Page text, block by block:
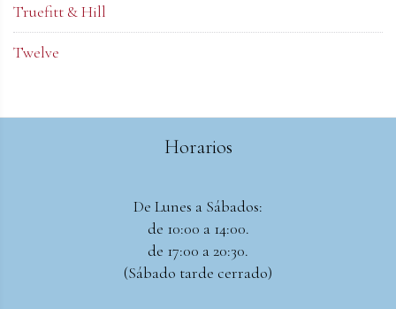
Truefitt & Hill
Twelve
Horarios
De Lunes a Sábados:
de 10:00 a 14:00.
de 17:00 a 20:30.
(Sábado tarde cerrado)